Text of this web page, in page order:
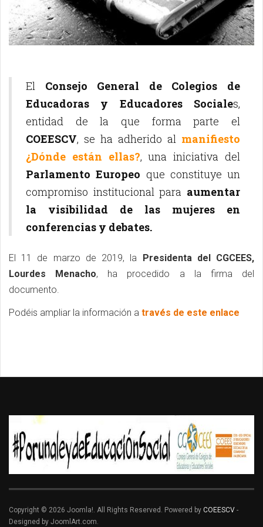
El Consejo General de Colegios de
Educadoras y Educadores Sociales,
entidad de la que forma parte el
COEESCV, se ha adherido al manifiesto
¿Dónde están ellas?, una iniciativa del
Parlamento Europeo que constituye un
compromiso institucional para aumentar
la visibilidad de las mujeres en
conferencias y debates.
El 11 de marzo de 2019, la Presidenta del CGCEES,
Lourdes Menacho, ha procedido a la firma del
documento.
Podéis ampliar la información a través de este enlace
Copyright © 2026 Joomla!. All Rights Reserved. Powered by COEESCV -
Designed by JoomlArt.com.